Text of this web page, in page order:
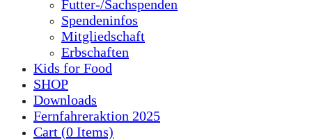
Futter-/Sachspenden
Spendeninfos
Mitgliedschaft
Erbschaften
Kids for Food
SHOP
Downloads
Fernfahreraktion 2025
Cart (0 Items)